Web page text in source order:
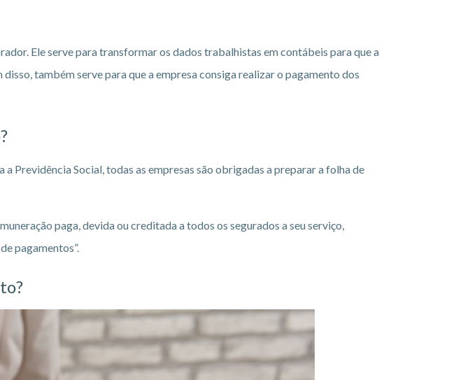
Ele serve para transformar os dados trabalhistas em contábeis para que a
também serve para que a empresa consiga realizar o pagamento dos
a Previdência Social, todas as empresas são obrigadas a preparar a folha de
paga, devida ou creditada a todos os segurados a seu serviço,
pagamentos”.